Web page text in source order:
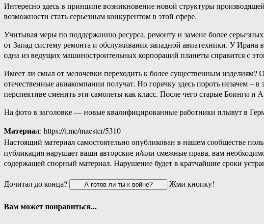
Интересно здесь в принципе возникновение новой структуры
возможности стать серьезным конкурентом в этой сфере.
Учитывая меры по поддержанию ресурса, ремонту и замене более
от Запад систему ремонта и обслуживания западной авиатехники. У Ирана
одна из ведущих машиностроительных корпораций планеты справится с
Имеет ли смыл от мелочевки переходить к более существенным изделиям?
отечественные авиакомпании получат. Но горячку здесь пороть незачем
перспективе сменить эти самолеты как класс. После чего старые Боинги и
На фото в заголовке — новые квалифицированные работники плывут в
Материал: https://t.me/maester/5310
Настоящий материал самостоятельно опубликован в нашем сообществе
публикация нарушает ваши авторские и/или смежные права, вам
содержащей спорный материал. Нарушение будет в кратчайшие сроки
Дочитал до конца?
Жми кнопку!
Вам может понравиться...